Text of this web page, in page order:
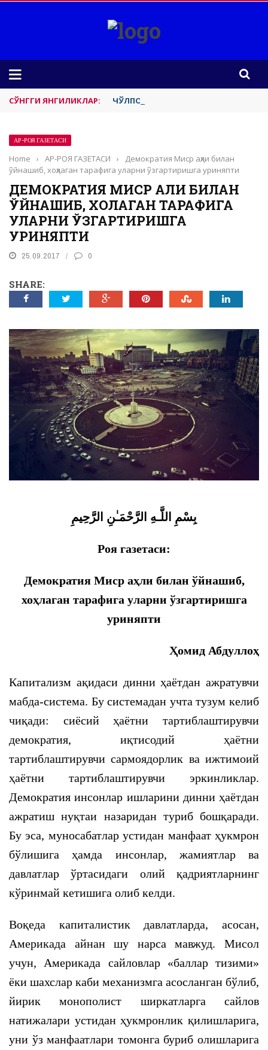
СЎНГГИ ЯНГИЛИКЛАР: ЧЎЛПОН-ОТА ДЕКЛАРАЦИЯСИ
АР-РОЯ ГАЗЕТАСИ
Home › АР-РОЯ ГАЗЕТАСИ ›
Демократия Миср аҳли билан
ўйнашиб, хоҳлаган тарафига уларни ўзгартиришга уриняпти
ДЕМОКРАТИЯ МИСР АҲЛИ БИЛАН
ЎЙНАШИБ, ХОҲЛАГАН ТАРАФИГА
УЛАРНИ ЎЗГАРТИРИШГА
УРИНЯПТИ
25.09.2017 0
SHARE:
بِسْمِ اللَّـهِ الرَّحْمَـٰنِ الرَّحِيمِ
Роя газетаси:
Демократия Миср аҳли билан ўйнашиб,
хоҳлаган тарафига уларни ўзгартиришга
уриняпти
Ҳомид Абдуллоҳ
Капитализм ақидаси динни ҳаётдан ажратувчи
мабда-система. Бу системадан учта тузум келиб
чиқади: сиёсий ҳаётни тартиблаштирувчи
демократия, иқтисодий ҳаётни
тартиблаштирувчи сармоядорлик ва ижтимоий
ҳаётни тартиблаштирувчи эркинликлар.
Демократия инсонлар ишларини динни ҳаётдан
ажратиш нуқтаи назаридан туриб бошқаради.
Бу эса, муносабатлар устидан манфаат ҳукмрон
бўлишига ҳамда инсонлар, жамиятлар ва
давлатлар ўртасидаги олий қадриятларнинг
кўринмай кетишига олиб келди.
Воқеда капиталистик давлатларда, асосан,
Америкада айнан шу нарса мавжуд. Мисол
учун, Америкада сайловлар «баллар тизими»
ёки шахслар каби механизмга асосланган бўлиб,
йирик монополист ширкатларга сайлов
натижалари устидан ҳукмронлик қилишларига,
уни ўз манфаатлари томонга буриб олишларига